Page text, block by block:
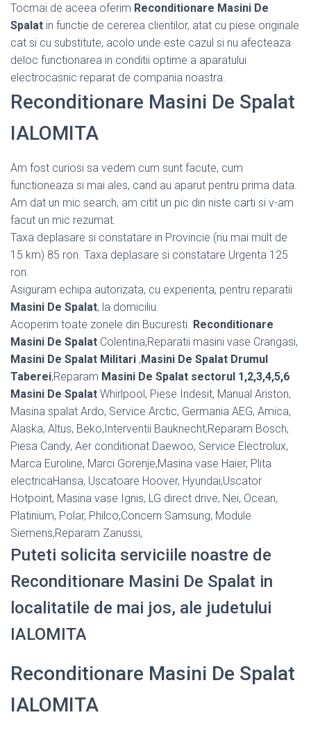
Tocmai de aceea oferim Reconditionare Masini De
Spalat in functie de cererea clientilor, atat cu piese originale
cat si cu substitute, acolo unde este cazul si nu afecteaza
deloc functionarea in conditii optime a aparatului
electrocasnic reparat de compania noastra.
Reconditionare Masini De Spalat
IALOMITA
Am fost curiosi sa vedem cum sunt facute, cum
functioneaza si mai ales, cand au aparut pentru prima data.
Am dat un mic search, am citit un pic din niste carti si v-am
facut un mic rezumat.
Taxa deplasare si constatare in Provincie (nu mai mult de
15 km) 85 ron. Taxa deplasare si constatare Urgenta 125
ron.
Asiguram echipa autorizata, cu experienta, pentru reparatii
Masini De Spalat, la domiciliu.
Acoperim toate zonele din Bucuresti. Reconditionare
Masini De Spalat Colentina,Reparatii masini vase Crangasi,
Masini De Spalat Militari ,Masini De Spalat Drumul
Taberei,Reparam Masini De Spalat sectorul 1,2,3,4,5,6
Masini De Spalat Whirlpool, Piese Indesit, Manual Ariston,
Masina spalat Ardo, Service Arctic, Germania AEG, Amica,
Alaska, Altus, Beko,Interventii Bauknecht,Reparam Bosch,
Piesa Candy, Aer conditionat Daewoo, Service Electrolux,
Marca Euroline, Marci Gorenje,Masina vase Haier, Plita
electricaHansa, Uscatoare Hoover, Hyundai,Uscator
Hotpoint, Masina vase Ignis, LG direct drive, Nei, Ocean,
Platinium, Polar, Philco,Concern Samsung, Module
Siemens,Reparam Zanussi,
Puteti solicita serviciile noastre de
Reconditionare Masini De Spalat in
localitatile de mai jos, ale judetului
IALOMITA
Reconditionare Masini De Spalat
IALOMITA